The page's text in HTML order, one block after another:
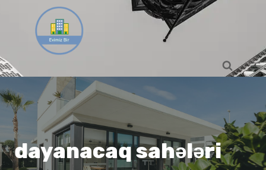
dayanacaq sahələri